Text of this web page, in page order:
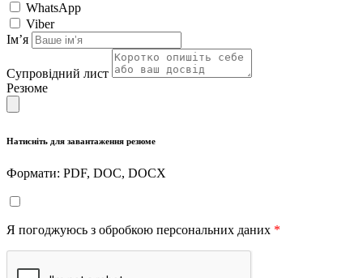
WhatsApp
Viber
Імʼя
Супровідний лист
Резюме
Натисніть для завантаження резюме
Формати: PDF, DOC, DOCX
Я погоджуюсь з обробкою персональних даних *